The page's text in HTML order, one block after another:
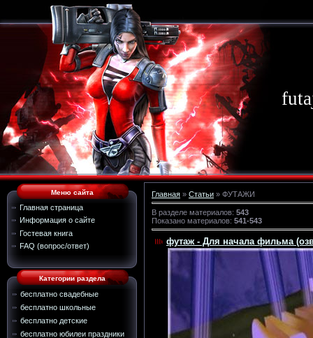
Меню сайта
Главная страница
Информация о сайте
Гостевая книга
FAQ (вопрос/ответ)
Категории раздела
бесплатно свадебные
бесплатно школьные
бесплатно детские
бесплатно юбилеи праздники
Главная » Статьи » ФУТАЖИ
В разделе материалов: 543
Показано материалов: 541-543
футаж - Для начала фильма